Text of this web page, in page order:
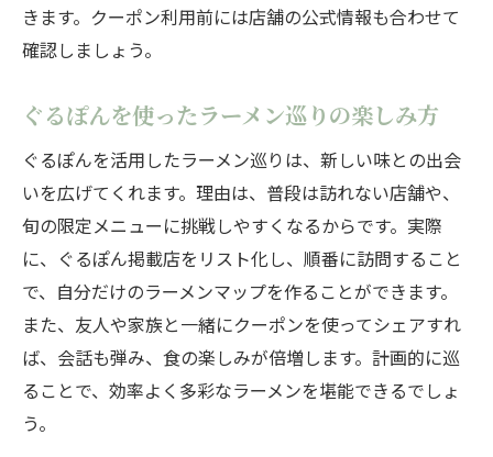
ク
話題のラーメン情報を効率よくキャッチす
ラーメンの新店舗や注目サービスを解説
ラーメン人気の理由と業界動向を読み解く
最新ラーメン事情を知るための情報収集術
ラーメン業界の動きと今後の注目ポイント
ラーメン好きなら知っておきたい賢い情報収集
術
ラーメン情報の効率的な集め方を紹介
賢くラーメン情報を収集するおすすめ術
きます。クーポン利用前には店舗の公式情報も合わせて
確認しましょう。
ぐるぽんを使ったラーメン巡りの楽しみ方
ぐるぽんを活用したラーメン巡りは、新しい味との出会
いを広げてくれます。理由は、普段は訪れない店舗や、
旬の限定メニューに挑戦しやすくなるからです。実際
に、ぐるぽん掲載店をリスト化し、順番に訪問すること
で、自分だけのラーメンマップを作ることができます。
また、友人や家族と一緒にクーポンを使ってシェアすれ
ば、会話も弾み、食の楽しみが倍増します。計画的に巡
ることで、効率よく多彩なラーメンを堪能できるでしょ
う。